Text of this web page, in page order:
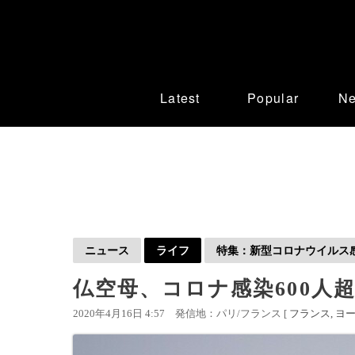
Latest Popular
ニュース ライフ 特集：新型コロナウイルス
仏空母、コロナ感染600人
2020年4月16日 4:57 発信地：パリ/フランス [ フランス ヨ